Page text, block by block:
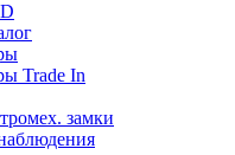
Trade In
замки